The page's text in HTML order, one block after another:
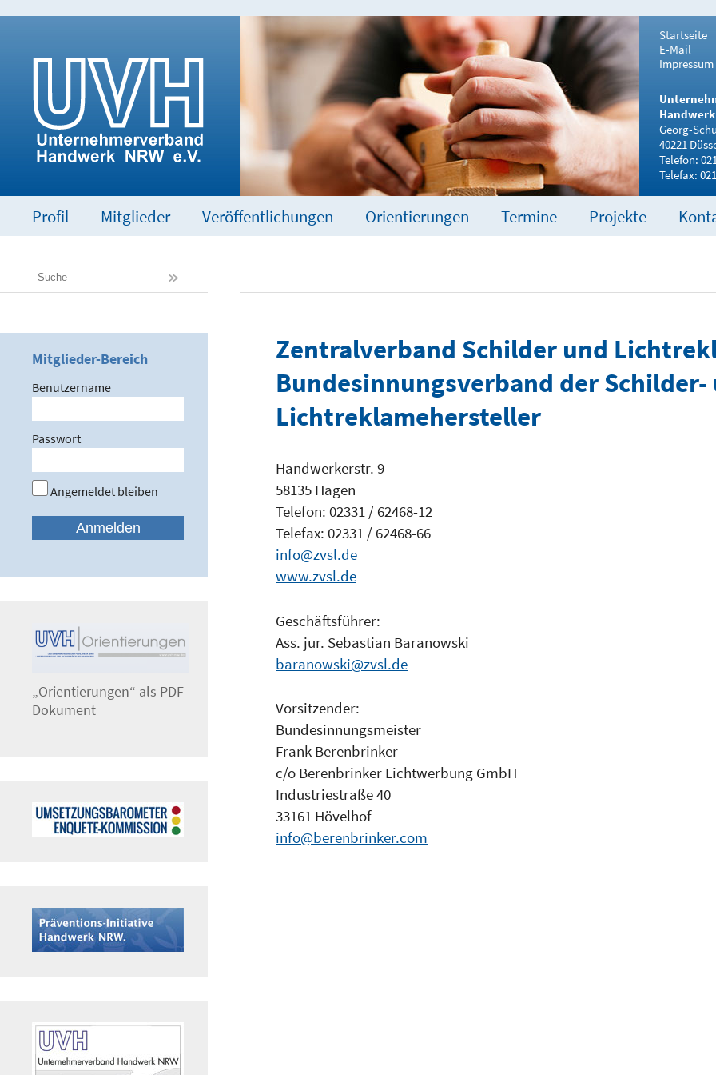
Startseite
E-Mail
Impressum
Handwerk
Georg-
40221
Telefon:
Telefax:
Profil Mitglieder Veröffentlichungen Orientierungen Termine Projekte
Zentralverband Schilder und
Bundesinnungsverband der Schilder-
Lichtreklamehersteller
Handwerkerstr. 9
58135 Hagen
Telefon: 02331 / 62468-12
Telefax: 02331 / 62468-66
info@zvsl.de
www.zvsl.de
Geschäftsführer:
Ass. jur. Sebastian Baranowski
baranowski@zvsl.de
Vorsitzender:
Bundesinnungsmeister
Frank Berenbrinker
c/o Berenbrinker Lichtwerbung GmbH
Industriestraße 40
33161 Hövelhof
info@berenbrinker.com
Mitglieder-Bereich
Benutzername
Passwort
Angemeldet bleiben
„Orientierungen“ als PDF-
Dokument